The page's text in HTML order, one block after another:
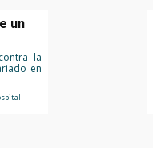
un
la
en